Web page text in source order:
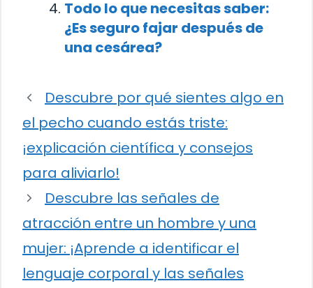
Todo lo que necesitas saber:
¿Es seguro fajar después de
una cesárea?
Descubre por qué sientes algo en
el pecho cuando estás triste:
¡explicación científica y consejos
para aliviarlo!
Descubre las señales de
atracción entre un hombre y una
mujer: ¡Aprende a identificar el
lenguaje corporal y las señales